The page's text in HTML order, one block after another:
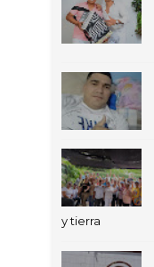
y tierra